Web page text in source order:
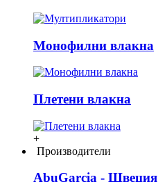
Монофилни влакна
Плетени влакна
+
Производители
AbuGarcia - Швеция